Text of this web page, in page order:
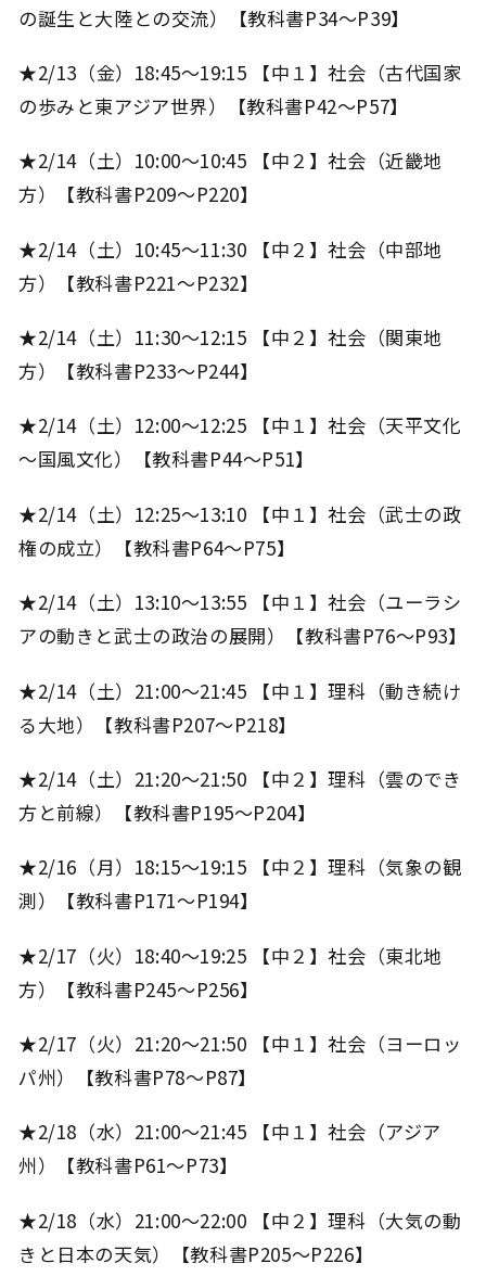
の誕生と大陸との交流）【教科書P34～P39】
★2/13（金）18:45～19:15 【中１】社会（古代国家
の歩みと東アジア世界）【教科書P42～P57】
★2/14（土）10:00～10:45 【中２】社会（近畿地
方）【教科書P209～P220】
★2/14（土）10:45～11:30 【中２】社会（中部地
方）【教科書P221～P232】
★2/14（土）11:30～12:15 【中２】社会（関東地
方）【教科書P233～P244】
★2/14（土）12:00～12:25 【中１】社会（天平文化
～国風文化）【教科書P44～P51】
★2/14（土）12:25～13:10 【中１】社会（武士の政
権の成立）【教科書P64～P75】
★2/14（土）13:10～13:55 【中１】社会（ユーラシ
アの動きと武士の政治の展開）【教科書P76～P93】
★2/14（土）21:00～21:45 【中１】理科（動き続け
る大地）【教科書P207～P218】
★2/14（土）21:20～21:50 【中２】理科（雲のでき
方と前線）【教科書P195～P204】
★2/16（月）18:15～19:15 【中２】理科（気象の観
測）【教科書P171～P194】
★2/17（火）18:40～19:25 【中２】社会（東北地
方）【教科書P245～P256】
★2/17（火）21:20～21:50 【中１】社会（ヨーロッ
パ州）【教科書P78～P87】
★2/18（水）21:00～21:45 【中１】社会（アジア
州）【教科書P61～P73】
★2/18（水）21:00～22:00 【中２】理科（大気の動
きと日本の天気）【教科書P205～P226】